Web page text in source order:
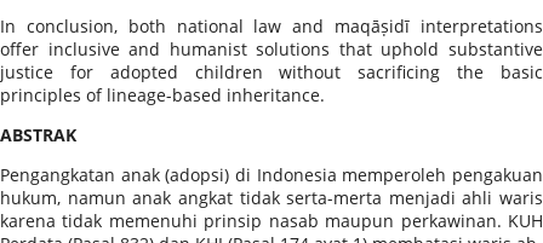
In conclusion, both national law and maqāṣidī interpretations
offer inclusive and humanist solutions that uphold substantive
justice for adopted children without sacrificing the basic
principles of lineage-based inheritance.
ABSTRAK
Pengangkatan anak (adopsi) di Indonesia memperoleh pengakuan
hukum, namun anak angkat tidak serta-merta menjadi ahli waris
karena tidak memenuhi prinsip nasab maupun perkawinan. KUH